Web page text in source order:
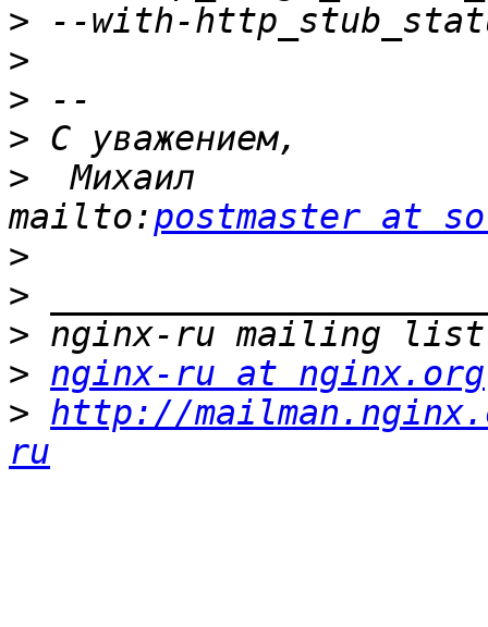
>
>
>
>
>
  Михаил
mailto:postmaster at
>
>
>
> nginx-ru at nginx.org
> http://
ru